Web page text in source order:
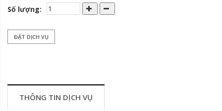
Số lượng:
ĐẶT DỊCH VỤ
THÔNG TIN DỊCH VỤ